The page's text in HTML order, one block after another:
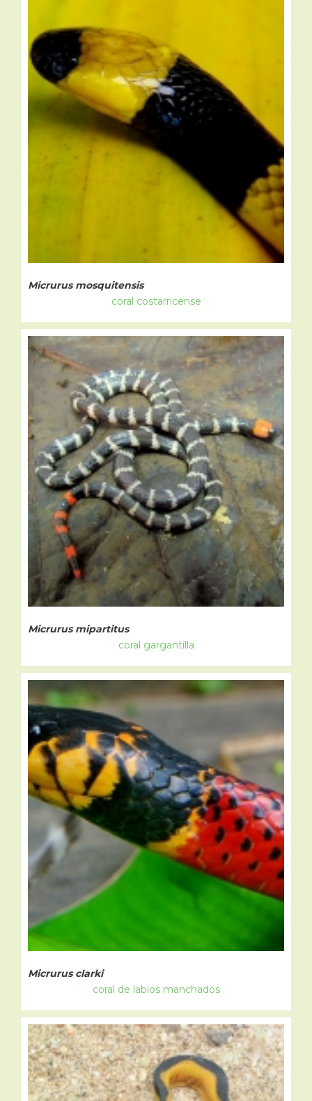
Micrurus mosquitensis
coral costarricense
Micrurus mipartitus
coral gargantilla
Micrurus clarki
coral de labios manchados